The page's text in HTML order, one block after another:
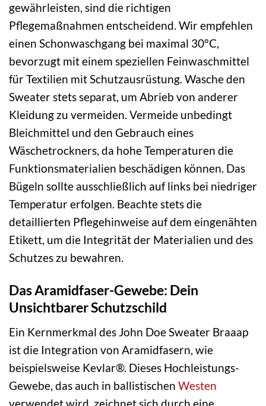
gewährleisten, sind die richtigen
Pflegemaßnahmen entscheidend. Wir empfehlen
einen Schonwaschgang bei maximal 30°C,
bevorzugt mit einem speziellen Feinwaschmittel
für Textilien mit Schutzausrüstung. Wasche den
Sweater stets separat, um Abrieb von anderer
Kleidung zu vermeiden. Vermeide unbedingt
Bleichmittel und den Gebrauch eines
Wäschetrockners, da hohe Temperaturen die
Funktionsmaterialien beschädigen können. Das
Bügeln sollte ausschließlich auf links bei niedriger
Temperatur erfolgen. Beachte stets die
detaillierten Pflegehinweise auf dem eingenähten
Etikett, um die Integrität der Materialien und des
Schutzes zu bewahren.
Das Aramidfaser-Gewebe: Dein
Unsichtbarer Schutzschild
Ein Kernmerkmal des John Doe Sweater Braaap
ist die Integration von Aramidfasern, wie
beispielsweise Kevlar®. Dieses Hochleistungs-
Gewebe, das auch in ballistischen Westen
verwendet wird, zeichnet sich durch eine